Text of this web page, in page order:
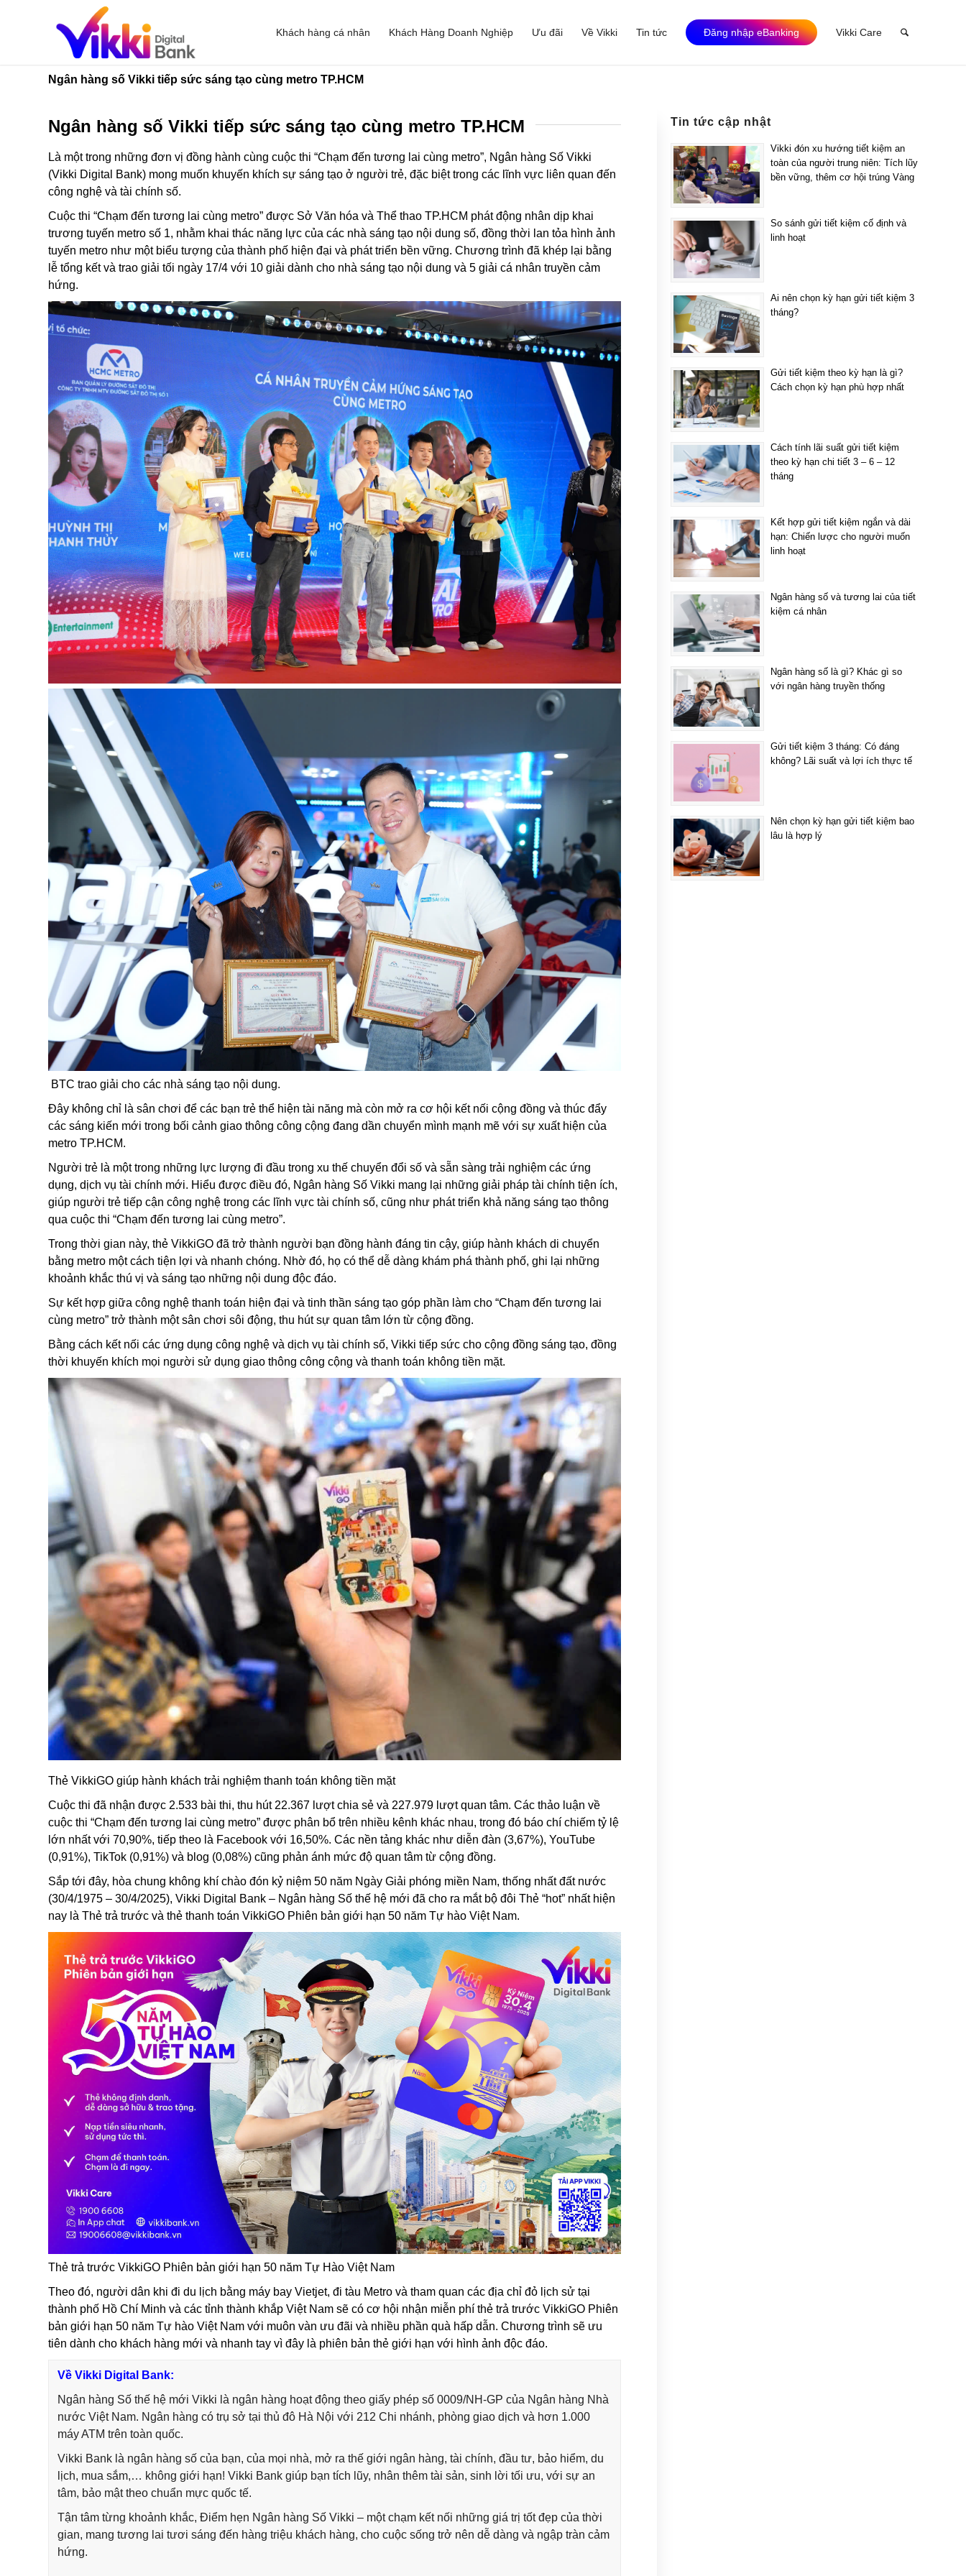
Khách hàng cá nhân Khách Hàng Doanh Nghiệp Ưu đãi Về Vikki Tin tức Đăng nhập eBanking Vikki Care
Ngân hàng số Vikki tiếp sức sáng tạo cùng metro TP.HCM
Ngân hàng số Vikki tiếp sức sáng tạo cùng metro TP.HCM
Là một trong những đơn vị đồng hành cùng cuộc thi “Chạm đến tương lai cùng metro”, Ngân hàng Số Vikki
(Vikki Digital Bank) mong muốn khuyến khích sự sáng tạo ở người trẻ, đặc biệt trong các lĩnh vực liên quan đến
công nghệ và tài chính số.
Cuộc thi “Chạm đến tương lai cùng metro” được Sở Văn hóa và Thể thao TP.HCM phát động nhân dịp khai
trương tuyến metro số 1, nhằm khai thác năng lực của các nhà sáng tạo nội dung số, đồng thời lan tỏa hình ảnh
tuyến metro như một biểu tượng của thành phố hiện đại và phát triển bền vững. Chương trình đã khép lại bằng
lễ tổng kết và trao giải tối ngày 17/4 với 10 giải dành cho nhà sáng tạo nội dung và 5 giải cá nhân truyền cảm
hứng.
BTC trao giải cho các nhà sáng tạo nội dung.
Đây không chỉ là sân chơi để các bạn trẻ thể hiện tài năng mà còn mở ra cơ hội kết nối cộng đồng và thúc đẩy
các sáng kiến mới trong bối cảnh giao thông công cộng đang dần chuyển mình mạnh mẽ với sự xuất hiện của
metro TP.HCM.
Người trẻ là một trong những lực lượng đi đầu trong xu thế chuyển đổi số và sẵn sàng trải nghiệm các ứng
dụng, dịch vụ tài chính mới. Hiểu được điều đó, Ngân hàng Số Vikki mang lại những giải pháp tài chính tiện ích,
giúp người trẻ tiếp cận công nghệ trong các lĩnh vực tài chính số, cũng như phát triển khả năng sáng tạo thông
qua cuộc thi “Chạm đến tương lai cùng metro”.
Trong thời gian này, thẻ VikkiGO đã trở thành người bạn đồng hành đáng tin cậy, giúp hành khách di chuyển
bằng metro một cách tiện lợi và nhanh chóng. Nhờ đó, họ có thể dễ dàng khám phá thành phố, ghi lại những
khoảnh khắc thú vị và sáng tạo những nội dung độc đáo.
Sự kết hợp giữa công nghệ thanh toán hiện đại và tinh thần sáng tạo góp phần làm cho “Chạm đến tương lai
cùng metro” trở thành một sân chơi sôi động, thu hút sự quan tâm lớn từ cộng đồng.
Bằng cách kết nối các ứng dụng công nghệ và dịch vụ tài chính số, Vikki tiếp sức cho cộng đồng sáng tạo, đồng
thời khuyến khích mọi người sử dụng giao thông công cộng và thanh toán không tiền mặt.
Thẻ VikkiGO giúp hành khách trải nghiệm thanh toán không tiền mặt
Cuộc thi đã nhận được 2.533 bài thi, thu hút 22.367 lượt chia sẻ và 227.979 lượt quan tâm. Các thảo luận về
cuộc thi “Chạm đến tương lai cùng metro” được phân bổ trên nhiều kênh khác nhau, trong đó báo chí chiếm tỷ lệ
lớn nhất với 70,90%, tiếp theo là Facebook với 16,50%. Các nền tảng khác như diễn đàn (3,67%), YouTube
(0,91%), TikTok (0,91%) và blog (0,08%) cũng phản ánh mức độ quan tâm từ cộng đồng.
Sắp tới đây, hòa chung không khí chào đón kỷ niệm 50 năm Ngày Giải phóng miền Nam, thống nhất đất nước
(30/4/1975 – 30/4/2025), Vikki Digital Bank – Ngân hàng Số thế hệ mới đã cho ra mắt bộ đôi Thẻ “hot” nhất hiện
nay là Thẻ trả trước và thẻ thanh toán VikkiGO Phiên bản giới hạn 50 năm Tự hào Việt Nam.
Thẻ trả trước VikkiGO Phiên bản giới hạn 50 năm Tự Hào Việt Nam
Theo đó, người dân khi đi du lịch bằng máy bay Vietjet, đi tàu Metro và tham quan các địa chỉ đỏ lịch sử tại
thành phố Hồ Chí Minh và các tỉnh thành khắp Việt Nam sẽ có cơ hội nhận miễn phí thẻ trả trước VikkiGO Phiên
bản giới hạn 50 năm Tự hào Việt Nam với muôn vàn ưu đãi và nhiều phần quà hấp dẫn. Chương trình sẽ ưu
tiên dành cho khách hàng mới và nhanh tay vì đây là phiên bản thẻ giới hạn với hình ảnh độc đáo.
Về Vikki Digital Bank:
Ngân hàng Số thế hệ mới Vikki là ngân hàng hoạt động theo giấy phép số 0009/NH-GP của Ngân hàng Nhà
nước Việt Nam. Ngân hàng có trụ sở tại thủ đô Hà Nội với 212 Chi nhánh, phòng giao dịch và hơn 1.000
máy ATM trên toàn quốc.
Vikki Bank là ngân hàng số của bạn, của mọi nhà, mở ra thế giới ngân hàng, tài chính, đầu tư, bảo hiểm, du
lịch, mua sắm,… không giới hạn! Vikki Bank giúp bạn tích lũy, nhân thêm tài sản, sinh lời tối ưu, với sự an
tâm, bảo mật theo chuẩn mực quốc tế.
Tận tâm từng khoảnh khắc, Điểm hẹn Ngân hàng Số Vikki – một chạm kết nối những giá trị tốt đẹp của thời
gian, mang tương lai tươi sáng đến hàng triệu khách hàng, cho cuộc sống trở nên dễ dàng và ngập tràn cảm
hứng.
Tin tức cập nhật
Vikki đón xu hướng tiết kiệm an
toàn của người trung niên: Tích lũy
bền vững, thêm cơ hội trúng Vàng
So sánh gửi tiết kiệm cố định và
linh hoạt
Ai nên chọn kỳ hạn gửi tiết kiệm 3
tháng?
Gửi tiết kiệm theo kỳ hạn là gì?
Cách chọn kỳ hạn phù hợp nhất
Cách tính lãi suất gửi tiết kiệm
theo kỳ hạn chi tiết 3 – 6 – 12
tháng
Kết hợp gửi tiết kiệm ngắn và dài
hạn: Chiến lược cho người muốn
linh hoạt
Ngân hàng số và tương lai của tiết
kiệm cá nhân
Ngân hàng số là gì? Khác gì so
với ngân hàng truyền thống
Gửi tiết kiệm 3 tháng: Có đáng
không? Lãi suất và lợi ích thực tế
Nên chọn kỳ hạn gửi tiết kiệm bao
lâu là hợp lý